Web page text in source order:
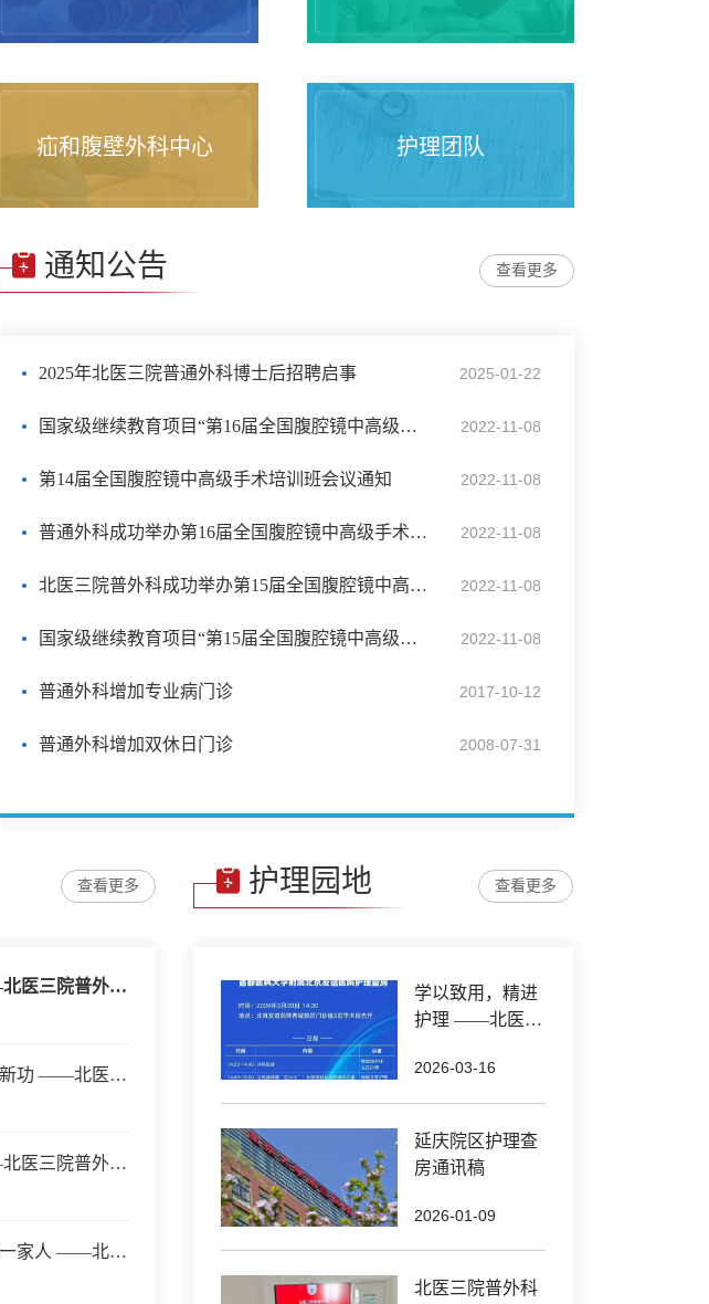
疝和腹壁外科中心 护理团队
通知公告 查看更多
2025年北医三院普通外科博士后招聘启事 2025-01-22
国家级继续教育项目“第16届全国腹腔镜中高级手术培训班”会议通知 2022-11-08
第14届全国腹腔镜中高级手术培训班会议通知 2022-11-08
普通外科成功举办第16届全国腹腔镜中高级手术培训班 2022-11-08
北医三院普外科成功举办第15届全国腹腔镜中高级手术培训班 2022-11-08
国家级继续教育项目“第15届全国腹腔镜中高级手术培训班”会议通知 2022-11-08
普通外科增加专业病门诊 2017-10-12
普通外科增加双休日门诊 2008-07-31
查看更多
再回延安，医路同行 ——北医三院普外科专家团队赴延安开展医疗帮扶和党建活动
勇担健康使命，铸就时代新功 ——北医三院普外科医师节庆祝活动
从医30年，医心传承 ——北医三院普外科医师节庆祝活动
接过你的行囊，我们就是一家人 ——北医三院普外科迎新会
护理园地 查看更多
学以致用，精进
护理 ——北医三
腺专科护理学习
成果汇报会
2026-03-16
延庆院区护理查
房通讯稿
2026-01-09
北医三院普外科